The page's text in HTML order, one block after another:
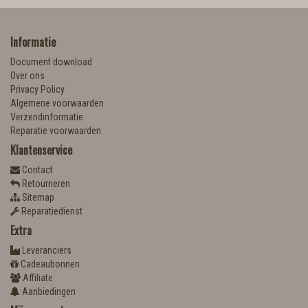
Informatie
Document download
Over ons
Privacy Policy
Algemene voorwaarden
Verzendinformatie
Reparatie voorwaarden
Klantenservice
Contact
Retourneren
Sitemap
Reparatiedienst
Extra
Leveranciers
Cadeaubonnen
Affiliate
Aanbiedingen